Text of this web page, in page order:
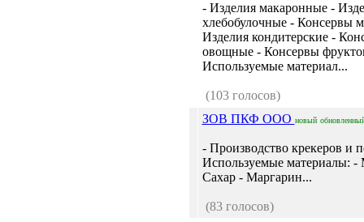
- Изделия макаронные -
хлебобулочные - Консервы
Изделия кондитерские -
овощные - Консервы
Используемые материал...
(103 голосов)
ЗОВ ПКФ ООО новый
- Производство крекеров и
Используемые материалы: -
Сахар - Маргарин...
(83 голосов)